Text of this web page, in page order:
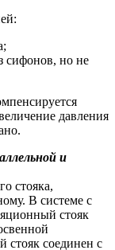
сифонов, но не
давления
и
стояка,
В системе с
стояк
стояк соединен с